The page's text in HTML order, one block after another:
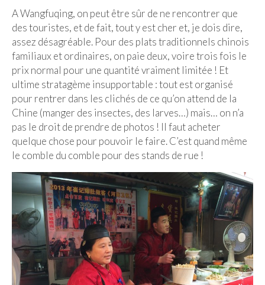
Xi’An
Corée du Sud
Japon
Fukuoka
Kamakura
Kyoto
Mont Fuji
Nikko
Tokyo
Malaisie
Cameron Highlands
Penang
A Wangfuqing, on peut être sûr de ne rencontrer que
des touristes, et de fait, tout y est cher et, je dois dire,
assez désagréable. Pour des plats traditionnels chinois
familiaux et ordinaires, on paie deux, voire trois fois le
prix normal pour une quantité vraiment limitée ! Et
ultime stratagème insupportable : tout est organisé
pour rentrer dans les clichés de ce qu’on attend de la
Chine (manger des insectes, des larves…) mais… on n’a
pas le droit de prendre de photos ! Il faut acheter
quelque chose pour pouvoir le faire. C’est quand même
le comble du comble pour des stands de rue !